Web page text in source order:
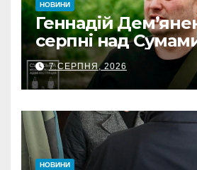
НОВИНИ
Геннадій
серпні над
КАБів
7 СЕРПНЯ, 2026
НОВИНИ